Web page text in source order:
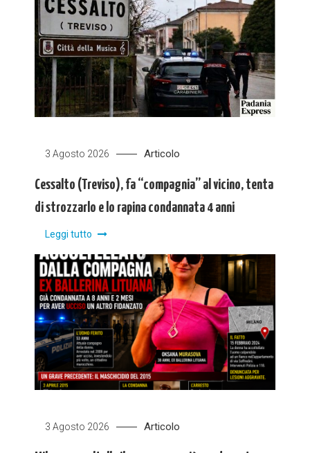
3 Agosto 2026 Articolo
Cessalto (Treviso), fa “compagnia” al vicino, tenta
di strozzarlo e lo rapina condannata 4 anni
Leggi tutto
3 Agosto 2026 Articolo